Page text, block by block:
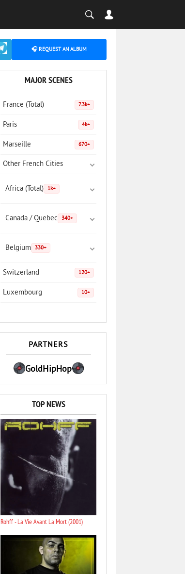
🎧 REQUEST AN ALBUM
MAJOR SCENES
France (Total) 7.3k+
Paris 4k+
Marseille 670+
Other French Cities
Africa (Total) 1k+
Canada / Quebec 340+
Belgium 330+
Switzerland 120+
Luxembourg 10+
PARTNERS
GoldHipHop
TOP NEWS
Rohff - La Vie Avant La Mort (2001)